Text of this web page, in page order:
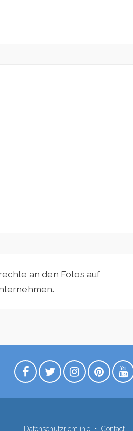
an den Fotos auf
Datenschutzrichtlinie Contact